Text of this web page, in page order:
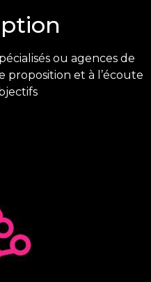
ou agences de
proposition et à l’écoute